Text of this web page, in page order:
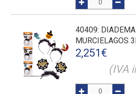
40409:
MURCIELAGOS
2,251 €
(IVA